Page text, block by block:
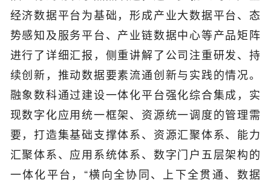
经济数据平台为基础，形成产业大数据平台、态
势感知及服务平台、产业链数据中心等产品矩阵
进行了详细汇报，侧重讲解了公司注重研发、持
续创新，推动数据要素流通创新与实践的情况。
融象数科通过建设一体化平台强化综合集成，实
现数字化应用统一框架、资源统一调度的管理需
要，打造集基础支撑体系、资源汇聚体系、能力
汇聚体系、应用系统体系、数字门户五层架构的
一体化平台，“横向全协同、上下全贯通、数据